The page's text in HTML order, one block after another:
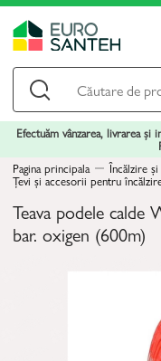
Efectuăm vânzarea, livrarea și
Pagina principala
Încălzire și
Țevi și accesorii pentru
Teava podele
bar. oxigen (600m)